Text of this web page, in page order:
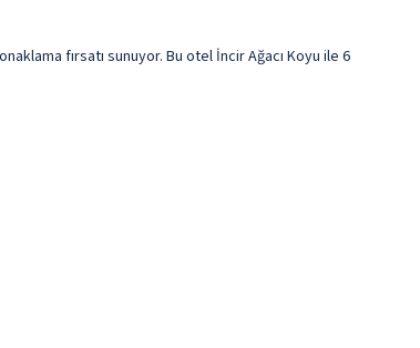
fırsatı sunuyor. Bu otel İncir Ağacı Koyu ile 6